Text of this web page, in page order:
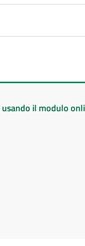
usando il modulo